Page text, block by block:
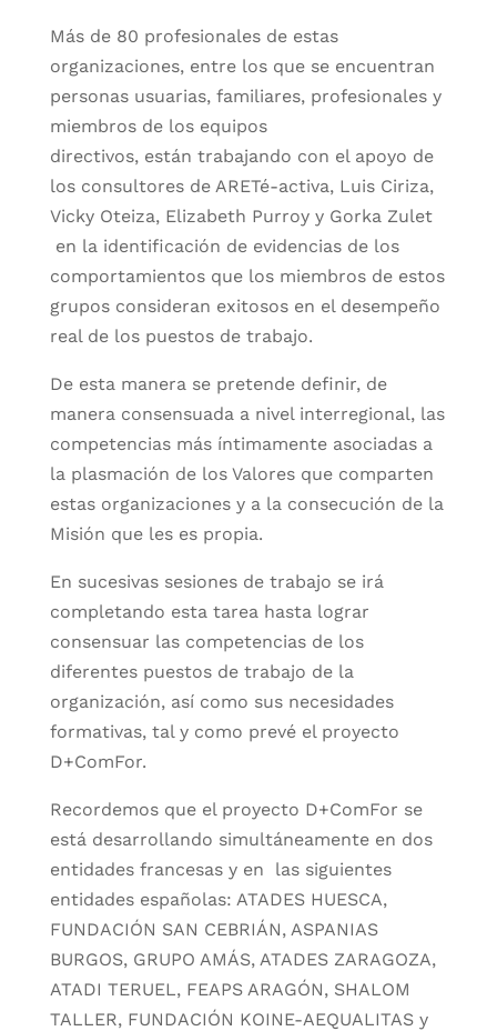
Más de 80 profesionales de estas
organizaciones, entre los que se encuentran
personas usuarias, familiares, profesionales y
miembros de los equipos
directivos, están trabajando con el apoyo de
los consultores de ARETé-activa, Luis Ciriza,
Vicky Oteiza, Elizabeth Purroy y Gorka Zulet
en la identificación de evidencias de los
comportamientos que los miembros de estos
grupos consideran exitosos en el desempeño
real de los puestos de trabajo.
De esta manera se pretende definir, de
manera consensuada a nivel interregional, las
competencias más íntimamente asociadas a
la plasmación de los Valores que comparten
estas organizaciones y a la consecución de la
Misión que les es propia.
En sucesivas sesiones de trabajo se irá
completando esta tarea hasta lograr
consensuar las competencias de los
diferentes puestos de trabajo de la
organización, así como sus necesidades
formativas, tal y como prevé el proyecto
D+ComFor.
Recordemos que el proyecto D+ComFor se
está desarrollando simultáneamente en dos
entidades francesas y en las siguientes
entidades españolas: ATADES HUESCA,
FUNDACIÓN SAN CEBRIÁN, ASPANIAS
BURGOS, GRUPO AMÁS, ATADES ZARAGOZA,
ATADI TERUEL, FEAPS ARAGÓN, SHALOM
TALLER, FUNDACIÓN KOINE-AEQUALITAS y